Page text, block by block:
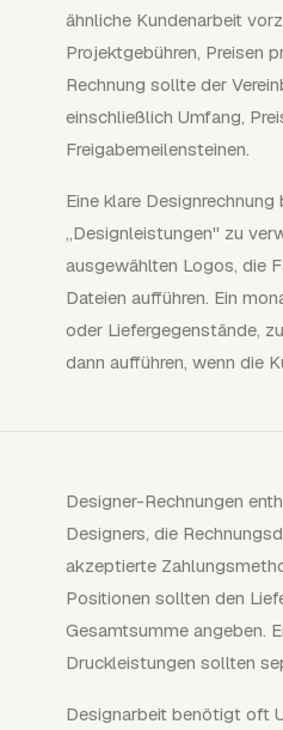
ähnliche Kundenarbeit
Projektgebühren, Preisen
Rechnung sollte der
einschließlich Umfang,
Freigabemeilensteinen.
Eine klare
„Designleistungen" zu
ausgewählten Logos, die
Dateien aufführen. Ein
oder Liefergegenstände,
dann aufführen, wenn die
Designer-Rechnungen
Designers, die
akzeptierte
Positionen sollten den
Gesamtsumme angeben.
Druckleistungen sollten
Designarbeit benötigt oft